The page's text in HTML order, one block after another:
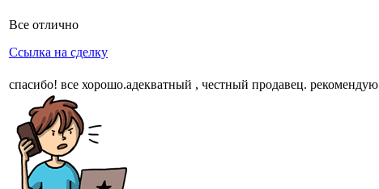
Все отлично
Ссылка на сделку
спасибо! все хорошо.адекватный , честный продавец. рекомендую